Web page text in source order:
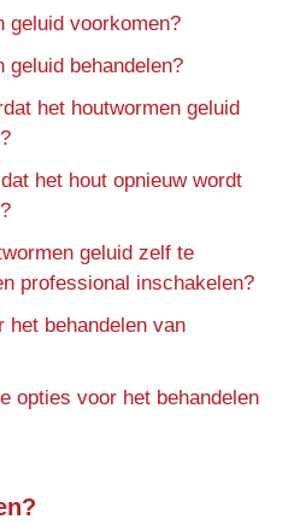
geluid voorkomen?
geluid behandelen?
het houtwormen geluid
het hout opnieuw wordt
geluid zelf te
professional inschakelen?
het behandelen van
opties voor het behandelen